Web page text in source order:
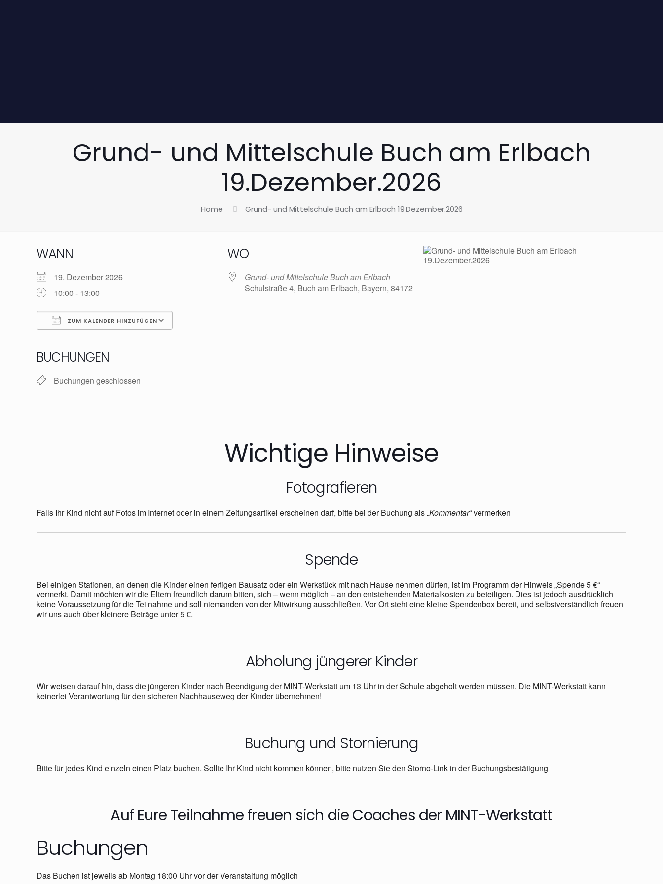
Grund- und Mittelschule Buch am Erlbach
19.Dezember.2026
Home Grund- und Mittelschule Buch am Erlbach 19.Dezember.2026
WANN
19. Dezember 2026
10:00 - 13:00
ZUM KALENDER HINZUFÜGEN
BUCHUNGEN
Buchungen geschlossen
WO
Grund- und Mittelschule Buch am Erlbach
Schulstraße 4, Buch am Erlbach, Bayern, 84172
Wichtige Hinweise
Fotografieren
Falls Ihr Kind nicht auf Fotos im Internet oder in einem Zeitungsartikel erscheinen darf, bitte bei der Buchung als „Kommentar“ vermerken
Spende
Bei einigen Stationen, an denen die Kinder einen fertigen Bausatz oder ein Werkstück mit nach Hause nehmen dürfen, ist im Programm der Hinweis „Spende 5 €“
vermerkt. Damit möchten wir die Eltern freundlich darum bitten, sich – wenn möglich – an den entstehenden Materialkosten zu beteiligen. Dies ist jedoch ausdrücklich
keine Voraussetzung für die Teilnahme und soll niemanden von der Mitwirkung ausschließen. Vor Ort steht eine kleine Spendenbox bereit, und selbstverständlich freuen
wir uns auch über kleinere Beträge unter 5 €.
Abholung jüngerer Kinder
Wir weisen darauf hin, dass die jüngeren Kinder nach Beendigung der MINT-Werkstatt um 13 Uhr in der Schule abgeholt werden müssen. Die MINT-Werkstatt kann
keinerlei Verantwortung für den sicheren Nachhauseweg der Kinder übernehmen!
Buchung und Stornierung
Bitte für jedes Kind einzeln einen Platz buchen. Sollte Ihr Kind nicht kommen können, bitte nutzen Sie den Storno-Link in der Buchungsbestätigung
Auf Eure Teilnahme freuen sich die Coaches der MINT-Werkstatt
Buchungen
Das Buchen ist jeweils ab Montag 18:00 Uhr vor der Veranstaltung möglich